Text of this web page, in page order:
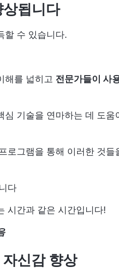
됩니다
할 수 있습니다.
해를 넓히고 전문가들이 사
기술을 연마하는 데 도움
로그램을 통해 이러한 것들
다
시간과 같은 시간입니다!
신감 향상